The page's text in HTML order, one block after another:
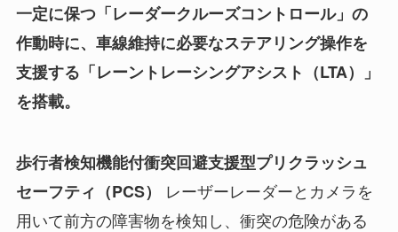
一定に保つ「レーダークルーズコントロール」の
作動時に、車線維持に必要なステアリング操作を
支援する「レーントレーシングアシスト（LTA）」
を搭載。
歩行者検知機能付衝突回避支援型プリクラッシュ
セーフティ（PCS） レーザーレーダーとカメラを
用いて前方の障害物を検知し、衝突の危険がある